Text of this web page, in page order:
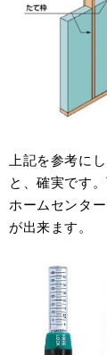
上記を参考に
と、確実です
ホームセンタ
が出来ます。